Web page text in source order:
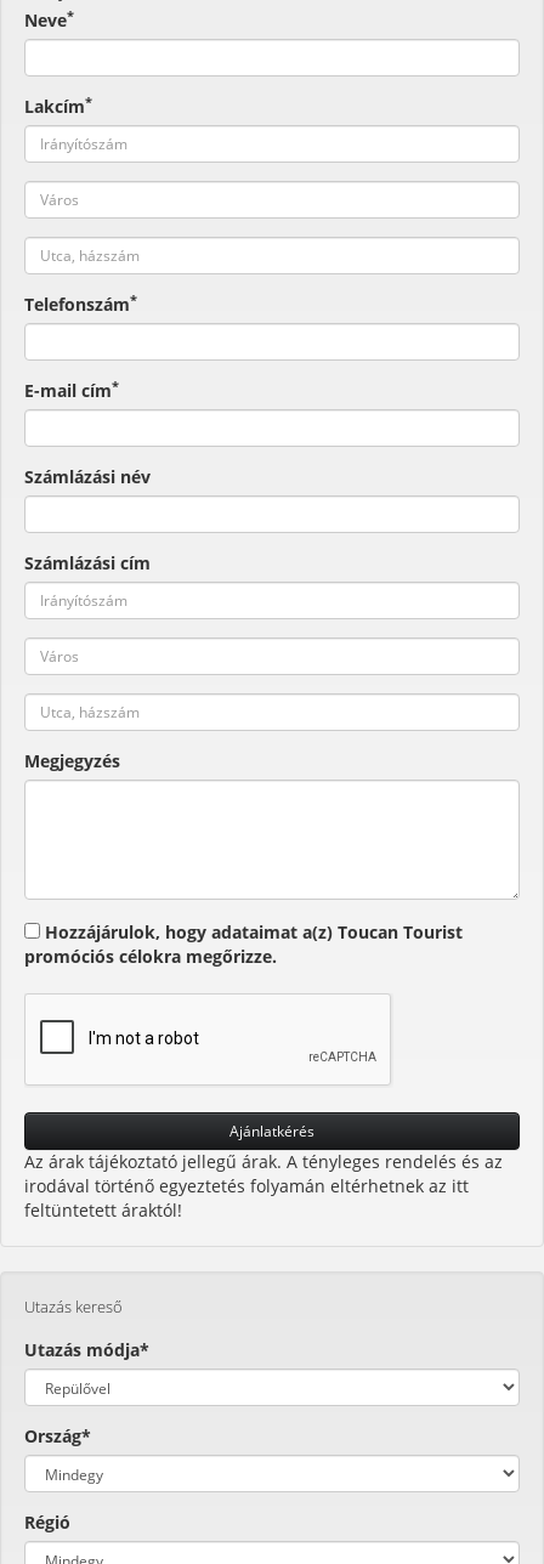
Neve*
Lakcím*
Telefonszám*
E-mail cím*
Számlázási név
Számlázási cím
Megjegyzés
Hozzájárulok, hogy adataimat a(z) Toucan Tourist
promóciós célokra megőrizze.
Az árak tájékoztató jellegű árak. A tényleges rendelés és az
irodával történő egyeztetés folyamán eltérhetnek az itt
feltüntetett áraktól!
Utazás kereső
Utazás módja*
Ország*
Régió